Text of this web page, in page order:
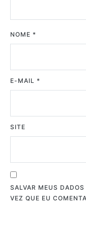
NOME *
E-MAIL *
SITE
SALVAR MEUS
VEZ QUE EU